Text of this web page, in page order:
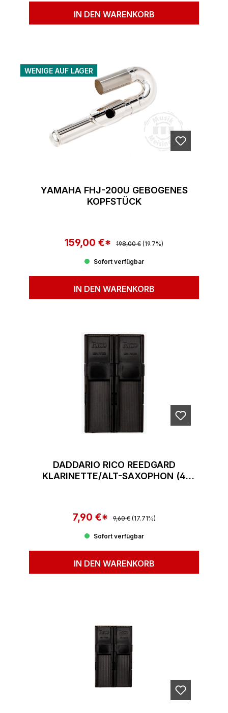
IN DEN WARENKORB
WENIGE AUF LAGER
YAMAHA FHJ-200U GEBOGENES
KOPFSTÜCK
Verkaufspreis:
159,00 €* Regulärer Preis:
198,00 € (19.7%)
Sofort verfügbar
IN DEN WARENKORB
DADDARIO RICO REEDGARD
KLARINETTE/ALT-SAXOPHON (4
Verkaufspreis:
7,90 €* Regulärer Preis:
9,60 € (17.71%)
Sofort verfügbar
IN DEN WARENKORB